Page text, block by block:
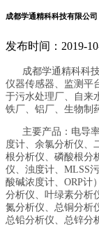
成都学通精科科技有限公司
发布时间：2019-
成都学通精科科
仪器传感器、监测平
于污水处理厂、自来
铁厂、铝厂、生物制
主要产品：电导率
度计、余氯分析仪、
根分析仪、磷酸根分
仪、浊度计、MLSS
酸碱浓度计、ORP计
分析仪、叶绿素分析
氮分析仪、总铜分析
总铅分析仪、总锌分